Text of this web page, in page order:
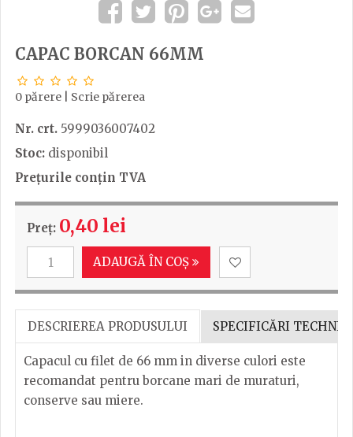
CAPAC BORCAN 66MM
0 părere Scrie părerea
Nr. crt. 5999036007402
Stoc: disponibil
Prețurile conțin TVA
Preț: 0,40 lei
ADAUGĂ ÎN COȘ
DESCRIEREA PRODUSULUI SPECIFICĂRI
Capacul cu filet de 66 mm in diverse culori este
recomandat pentru borcane mari de muraturi,
conserve sau miere.